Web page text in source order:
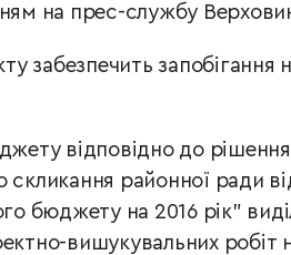
на прес-службу
забезпечить запобігання
відповідно до рішення
скликання районної ради
бюджету на 2016 рік"
вишукувальних робіт